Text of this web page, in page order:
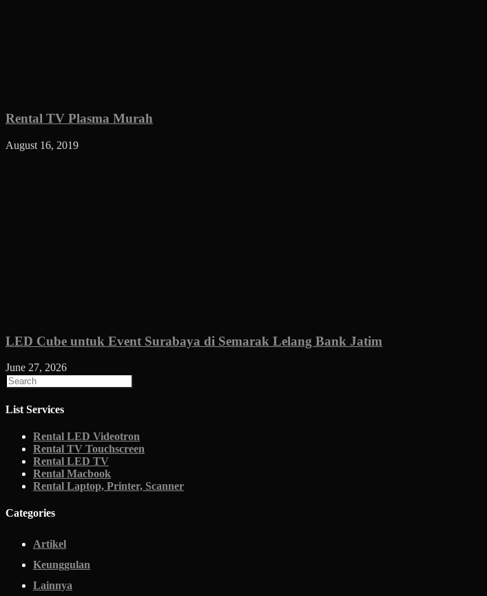
Rental TV Plasma Murah
August 16, 2019
LED Cube untuk Event Surabaya di Semarak Lelang Bank Jatim
June 27, 2026
List Services
Rental LED Videotron
Rental TV Touchscreen
Rental LED TV
Rental Macbook
Rental Laptop, Printer, Scanner
Categories
Artikel
Keunggulan
Lainnya